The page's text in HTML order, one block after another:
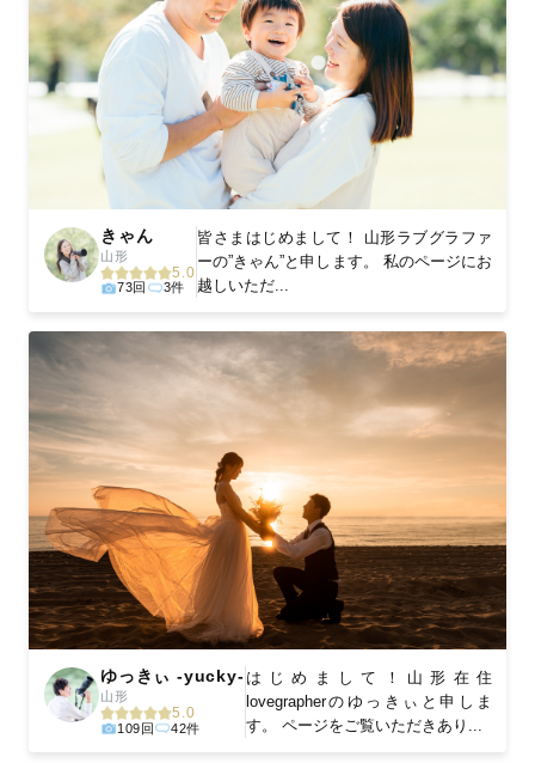
きゃん
山形
5.0
73回 3件
皆さまはじめまして！ 山形ラブグラファ
ーの”きゃん”と申します。 私のページにお
越しいただ...
ゆっきぃ -yucky-
山形
5.0
109回 42件
はじめまして！山形在住
lovegrapherのゆっきぃと申しま
す。 ページをご覧いただきあり...